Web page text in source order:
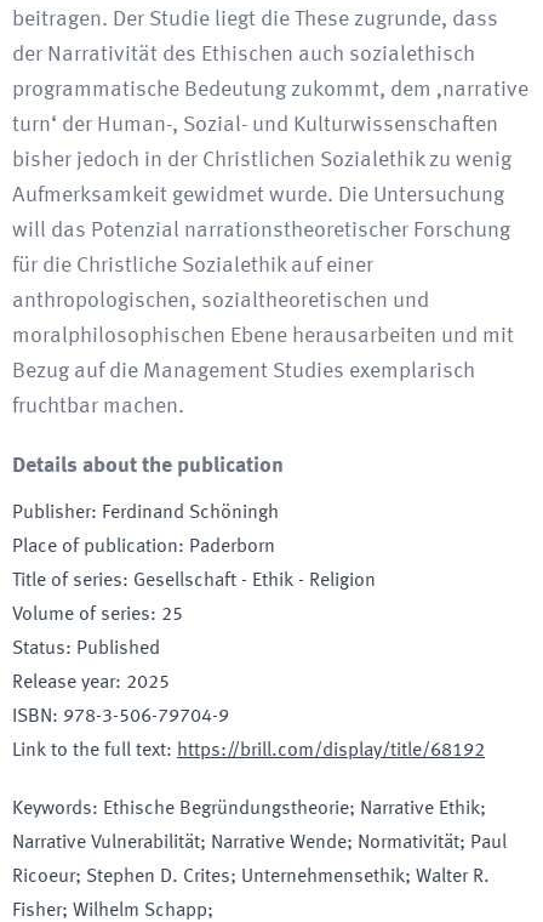
beitragen. Der Studie liegt die These zugrunde, dass
der Narrativität des Ethischen auch sozialethisch
programmatische Bedeutung zukommt, dem ‚narrative
turn‘ der Human-, Sozial- und Kulturwissenschaften
bisher jedoch in der Christlichen Sozialethik zu wenig
Aufmerksamkeit gewidmet wurde. Die Untersuchung
will das Potenzial narrationstheoretischer Forschung
für die Christliche Sozialethik auf einer
anthropologischen, sozialtheoretischen und
moralphilosophischen Ebene herausarbeiten und mit
Bezug auf die Management Studies exemplarisch
fruchtbar machen.
Details about the publication
Publisher: Ferdinand Schöningh
Place of publication: Paderborn
Title of series: Gesellschaft - Ethik - Religion
Volume of series: 25
Status: Published
Release year: 2025
ISBN: 978-3-506-79704-9
Link to the full text: https://brill.com/display/title/68192
Keywords: Ethische Begründungstheorie; Narrative Ethik;
Narrative Vulnerabilität; Narrative Wende; Normativität; Paul
Ricoeur; Stephen D. Crites; Unternehmensethik; Walter R.
Fisher; Wilhelm Schapp;